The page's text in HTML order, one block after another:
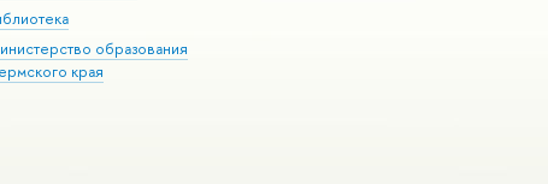
образования
края